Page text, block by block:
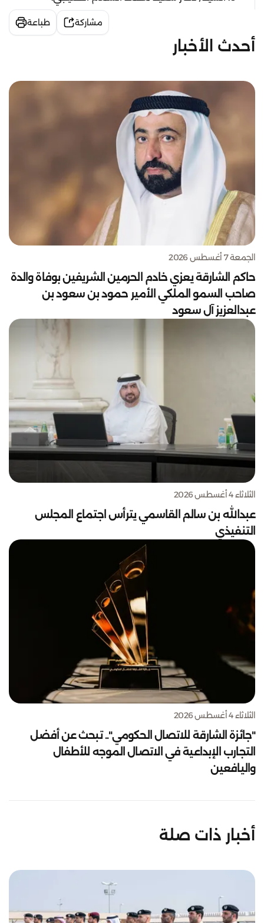
مشاركة طباعة
أحدث الأخبار
الجمعة 7 أغسطس 2026
حاكم الشارقة يعزي خادم الحرمين الشريفين بوفاة والدة
صاحب السمو الملكي الأمير حمود بن سعود بن
عبدالعزيز آل سعود
الثلاثاء 4 أغسطس 2026
عبدالله بن سالم القاسمي يترأس اجتماع المجلس
التنفيذي
الثلاثاء 4 أغسطس 2026
"جائزة الشارقة للاتصال الحكومي".. تبحث عن أفضل
التجارب الإبداعية في الاتصال الموجه للأطفال
واليافعين
أخبار ذات صلة